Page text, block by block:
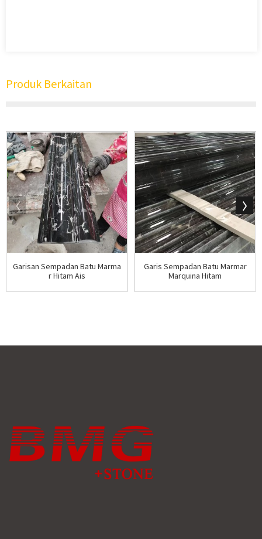
Produk Berkaitan
Garisan Sempadan Batu Marma
r Hitam Ais
Garis Sempadan Batu Marmar
Marquina Hitam